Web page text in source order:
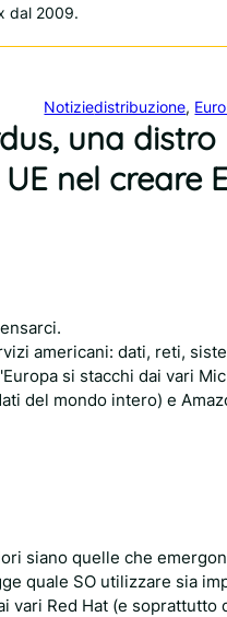
dal 2009.
Notiziedistribuzione,
una
nel creare
americani: dati, reti,
si stacchi dai vari
del mondo intero) e
siano quelle che
quale SO utilizzare sia
vari Red Hat (e